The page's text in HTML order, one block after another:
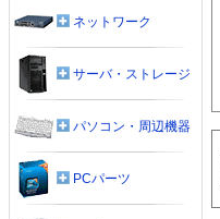
ネットワーク
サーバ・ストレージ
パソコン・周辺機器
PCパーツ